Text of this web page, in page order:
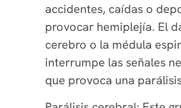
accidentes, caídas o
provocar hemiplejía. El
cerebro o la médula
interrumpe las señales
que provoca una